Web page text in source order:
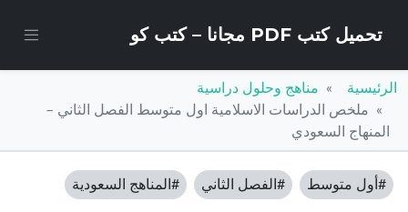
تحميل كتب PDF مجانا – كتب كو
الرئيسية
مناهج وحلول دراسية
ملخص الدراسات الاسلامية اول متوسط الفصل الثاني –
المنهاج السعودي
#أول متوسط #الفصل الثاني #المناهج السعودية